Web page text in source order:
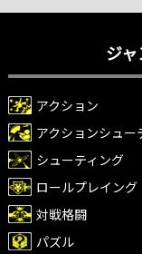
ジ
アクション
アクションシュー
シューティング
ロールプレイング
対戦格闘
パズル